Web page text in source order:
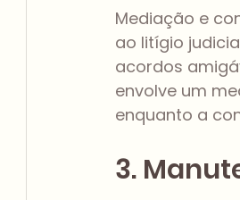
Mediação e
ao litígio
acordos
envolve um
enquanto a
3.